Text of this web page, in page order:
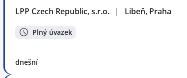
LPP Czech Republic, s.r.o. | Libeň, Praha
Plný úvazek
dnešní